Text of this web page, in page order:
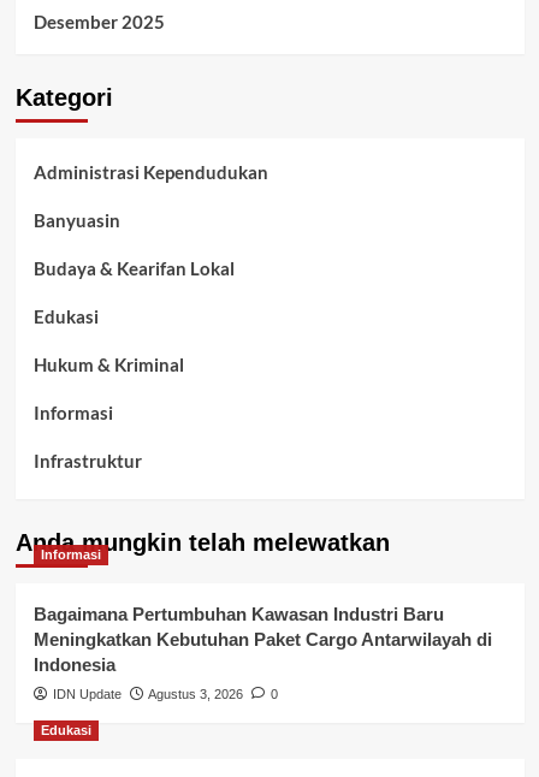
Desember 2025
Kategori
Administrasi Kependudukan
Banyuasin
Budaya & Kearifan Lokal
Edukasi
Hukum & Kriminal
Informasi
Infrastruktur
Kepegawaian & ASN Banyuasin
Kesehatan
Keuangan
Lalu Lintas
Anda mungkin telah melewatkan
Informasi
Bagaimana Pertumbuhan Kawasan Industri Baru
Meningkatkan Kebutuhan Paket Cargo Antarwilayah di
Indonesia
IDN Update Agustus 3, 2026 0
Edukasi